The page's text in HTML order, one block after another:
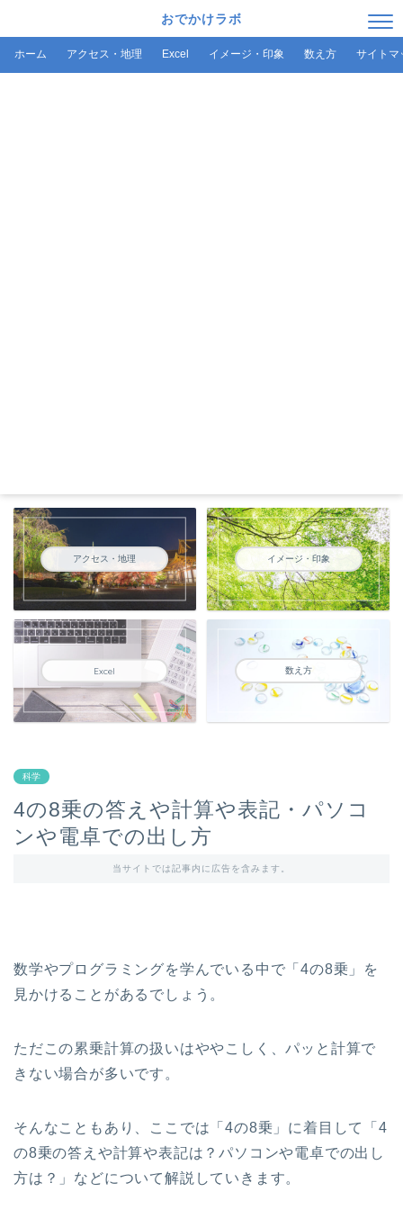
おでかけラボ
ホーム アクセス・地理 Excel イメージ・印象 数え方 サイトマ
アクセス・地理 イメージ・印象
Excel 数え方
科学
4の8乗の答えや計算や表記・パソコ
ンや電卓での出し方
当サイトでは記事内に広告を含みます。
数学やプログラミングを学んでいる中で「4の8乗」を
見かけることがあるでしょう。
ただこの累乗計算の扱いはややこしく、パッと計算で
きない場合が多いです。
そんなこともあり、ここでは「4の8乗」に着目して「4
の8乗の答えや計算や表記は？パソコンや電卓での出し
方は？」などについて解説していきます。